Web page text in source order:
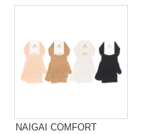
NAIGAI COMFORT